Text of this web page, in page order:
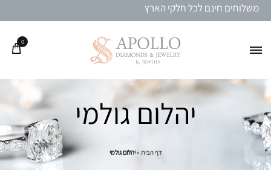
משלוחים חינם לכל חלקי הארץ
0
יהלום גולמי
דף הבית »יהלום גולמי